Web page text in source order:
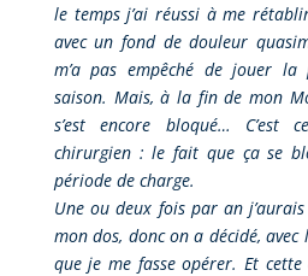
le temps j’ai réussi à me
avec un fond de douleur
m’a pas empêché de jouer
saison. Mais, à la fin de mon
s’est encore bloqué… C’est
chirurgien : le fait que ça se
période de charge.
Une ou deux fois par an
mon dos, donc on a décidé,
que je me fasse opérer. Et